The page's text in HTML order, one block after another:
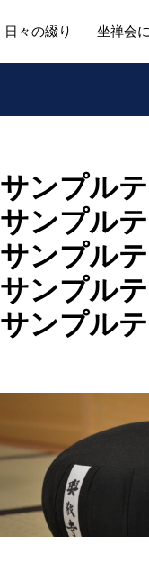
日々の綴り 坐禅会
サンプル
サンプル
サンプル
サンプル
サンプル